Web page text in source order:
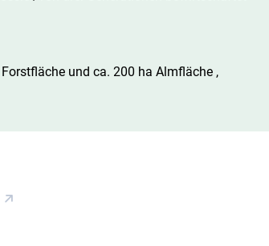
und ca. 200 ha Almfläche ,